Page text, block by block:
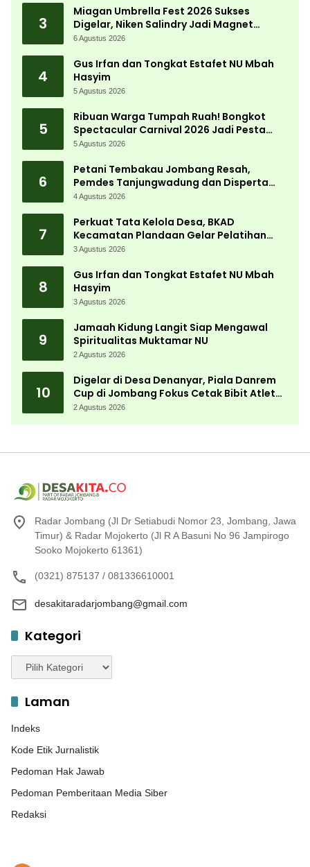
3
Miagan Umbrella Fest 2026 Sukses
Digelar, Niken Salindry Jadi Magnet
Ribuan Pengunjung
6 Agustus 2026
4
Gus Irfan dan Tongkat Estafet NU Mbah
Hasyim
5 Agustus 2026
5
Ribuan Warga Tumpah Ruah! Bongkot
Spectacular Carnival 2026 Jadi Pesta
Kemerdekaan Terbesar di Peterongan
5 Agustus 2026
6
Petani Tembakau Jombang Resah,
Pemdes Tanjungwadung dan Disperta
Bergerak Cepat
4 Agustus 2026
7
Perkuat Tata Kelola Desa, BKAD
Kecamatan Plandaan Gelar Pelatihan
Aparatur Pemdes
3 Agustus 2026
8
Gus Irfan dan Tongkat Estafet NU Mbah
Hasyim
3 Agustus 2026
9
Jamaah Kidung Langit Siap Mengawal
Spiritualitas Muktamar NU
2 Agustus 2026
10
Digelar di Desa Denanyar, Piala Danrem
Cup di Jombang Fokus Cetak Bibit Atlet
Menembak Berprestasi
2 Agustus 2026
Radar Jombang (Jl Dr Setiabudi Nomor 23, Jombang, Jawa
Timur) & Radar Mojokerto (Jl R A Basuni No 96 Jampirogo
Sooko Mojokerto 61361)
(0321) 875137 / 081336610001
desakitaradarjombang@gmail.com
Kategori
Kategori
Laman
Indeks
Kode Etik Jurnalistik
Pedoman Hak Jawab
Pedoman Pemberitaan Media Siber
Redaksi